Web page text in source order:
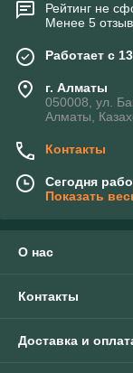
Рейтинг не
Менее 5
Работает с
г. Алматы
050008, ул.
Алматы,
Контакты
Сегодня
Показать
О нас
Контакты
Доставка и